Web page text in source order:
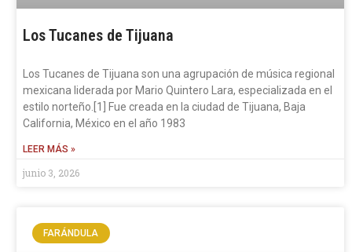
Los Tucanes de Tijuana
Los Tucanes de Tijuana son una agrupación de música regional
mexicana liderada por Mario Quintero Lara, especializada en el
estilo norteño.[1] Fue creada en la ciudad de Tijuana, Baja
California, México en el año 1983
LEER MÁS »
junio 3, 2026
FARÁNDULA